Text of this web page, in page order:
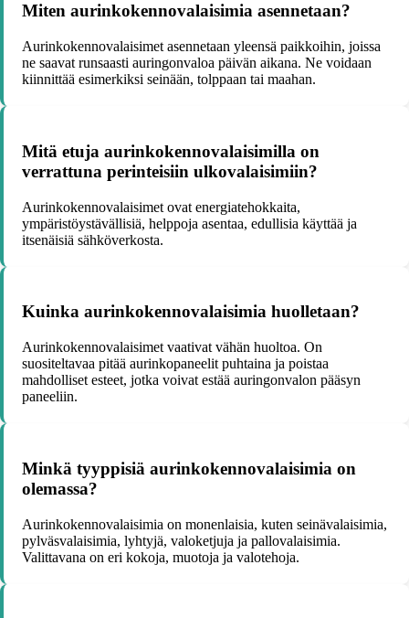
Miten aurinkokennovalaisimia asennetaan?
Aurinkokennovalaisimet asennetaan yleensä paikkoihin, joissa
ne saavat runsaasti auringonvaloa päivän aikana. Ne voidaan
kiinnittää esimerkiksi seinään, tolppaan tai maahan.
Mitä etuja aurinkokennovalaisimilla on
verrattuna perinteisiin ulkovalaisimiin?
Aurinkokennovalaisimet ovat energiatehokkaita,
ympäristöystävällisiä, helppoja asentaa, edullisia käyttää ja
itsenäisiä sähköverkosta.
Kuinka aurinkokennovalaisimia huolletaan?
Aurinkokennovalaisimet vaativat vähän huoltoa. On
suositeltavaa pitää aurinkopaneelit puhtaina ja poistaa
mahdolliset esteet, jotka voivat estää auringonvalon pääsyn
paneeliin.
Minkä tyyppisiä aurinkokennovalaisimia on
olemassa?
Aurinkokennovalaisimia on monenlaisia, kuten seinävalaisimia,
pylväsvalaisimia, lyhtyjä, valoketjuja ja pallovalaisimia.
Valittavana on eri kokoja, muotoja ja valotehoja.